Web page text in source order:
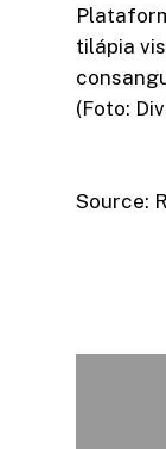
tilápia
(Foto:
Source: